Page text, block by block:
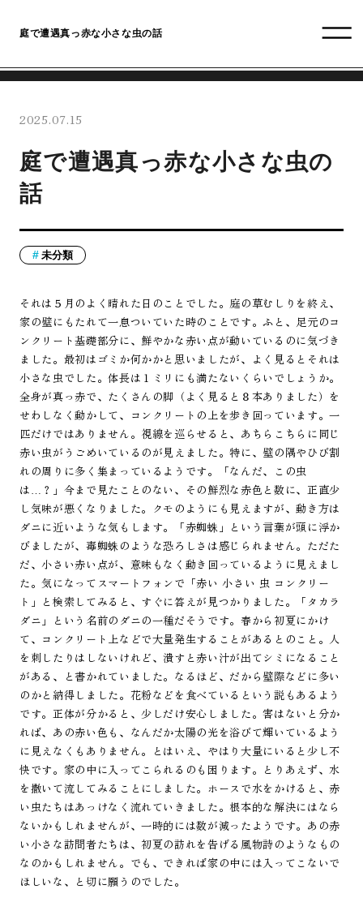
庭で遭遇真っ赤な小さな虫の話
2025.07.15
庭で遭遇真っ赤な小さな虫の
話
未分類
それは５月のよく晴れた日のことでした。庭の草むしりを終え、
家の壁にもたれて一息ついていた時のことです。ふと、足元のコ
ンクリート基礎部分に、鮮やかな赤い点が動いているのに気づき
ました。最初はゴミか何かかと思いましたが、よく見るとそれは
小さな虫でした。体長は１ミリにも満たないくらいでしょうか。
全身が真っ赤で、たくさんの脚（よく見ると８本ありました）を
せわしなく動かして、コンクリートの上を歩き回っています。一
匹だけではありません。視線を巡らせると、あちらこちらに同じ
赤い虫がうごめいているのが見えました。特に、壁の隅やひび割
れの周りに多く集まっているようです。「なんだ、この虫
は…？」今まで見たことのない、その鮮烈な赤色と数に、正直少
し気味が悪くなりました。クモのようにも見えますが、動き方は
ダニに近いような気もします。「赤蜘蛛」という言葉が頭に浮か
びましたが、毒蜘蛛のような恐ろしさは感じられません。ただた
だ、小さい赤い点が、意味もなく動き回っているように見えまし
た。気になってスマートフォンで「赤い 小さい 虫 コンクリー
ト」と検索してみると、すぐに答えが見つかりました。「タカラ
ダニ」という名前のダニの一種だそうです。春から初夏にかけ
て、コンクリート上などで大量発生することがあるとのこと。人
を刺したりはしないけれど、潰すと赤い汁が出てシミになること
がある、と書かれていました。なるほど、だから壁際などに多い
のかと納得しました。花粉などを食べているという説もあるよう
です。正体が分かると、少しだけ安心しました。害はないと分か
れば、あの赤い色も、なんだか太陽の光を浴びて輝いているよう
に見えなくもありません。とはいえ、やはり大量にいると少し不
快です。家の中に入ってこられるのも困ります。とりあえず、水
を撒いて流してみることにしました。ホースで水をかけると、赤
い虫たちはあっけなく流れていきました。根本的な解決にはなら
ないかもしれませんが、一時的には数が減ったようです。あの赤
い小さな訪問者たちは、初夏の訪れを告げる風物詩のようなもの
なのかもしれません。でも、できれば家の中には入ってこないで
ほしいな、と切に願うのでした。